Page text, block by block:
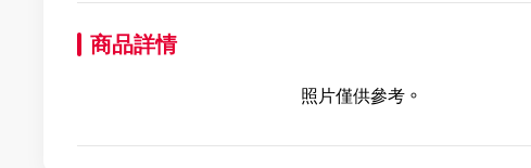
商品詳情
照片僅供參考。